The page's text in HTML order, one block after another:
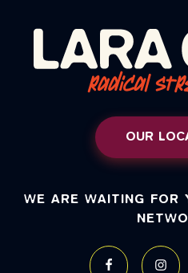
OUR
WE ARE WAITING FOR